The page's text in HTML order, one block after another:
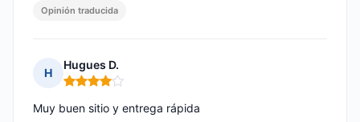
Opinión traducida
H
Hugues D.
Nota: 4 de 5
Muy buen sitio y entrega rápida